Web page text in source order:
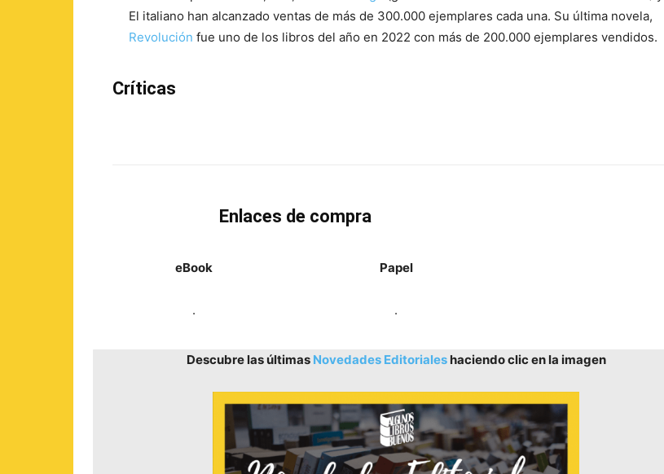
El italiano han alcanzado ventas de más de 300.000 ejemplares cada una. Su última novela,
Revolución fue uno de los libros del año en 2022 con más de 200.000 ejemplares vendidos.
Críticas
Enlaces de compra
eBook
.
Papel
.
Descubre las últimas Novedades Editorialeshaciendo clic en la imagen